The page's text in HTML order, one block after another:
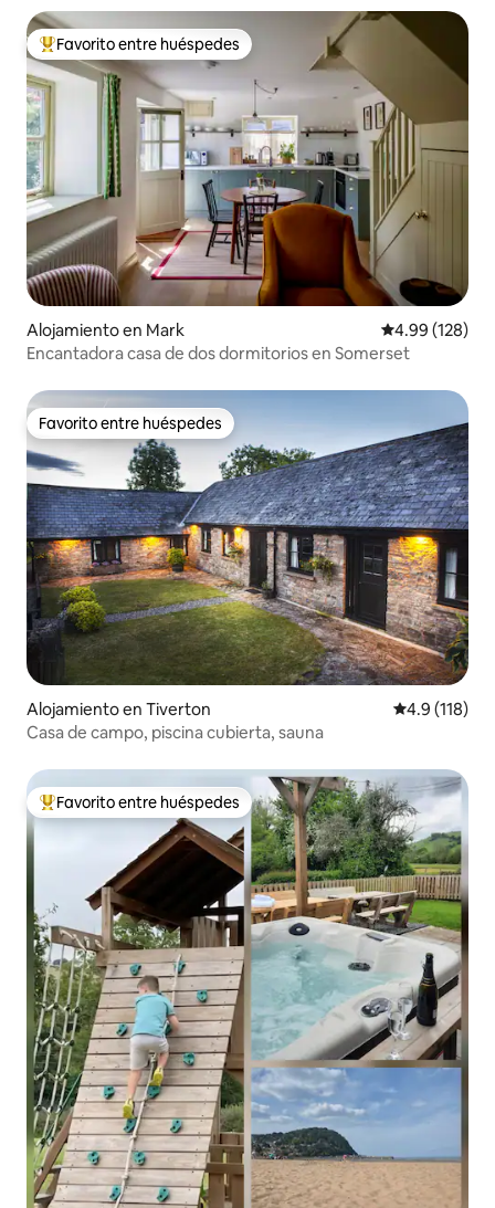
Favorito entre huéspedes preferido
Favorito entre huéspedes
Alojamiento en Mark Calificación
4.99 (128)
Encantadora casa de dos dormitorios en Somerset
Favorito entre huéspedes
Favorito entre huéspedes
Alojamiento en Tiverton Calificación
4.9 (118)
Casa de campo, piscina cubierta, sauna
Favorito entre huéspedes preferido
Favorito entre huéspedes